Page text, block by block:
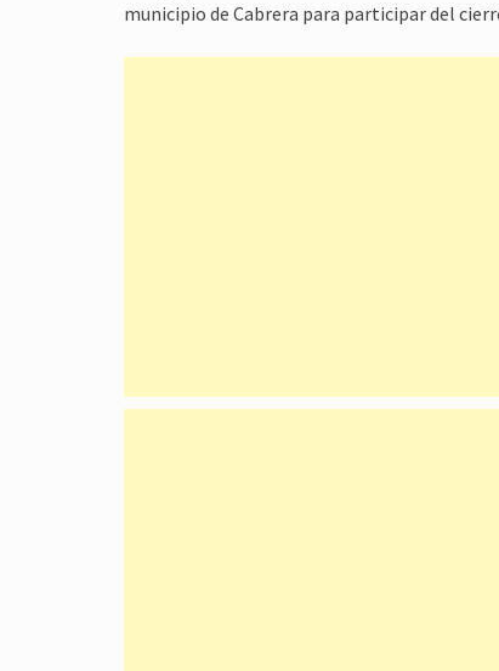
municipio de Cabrera para participar del